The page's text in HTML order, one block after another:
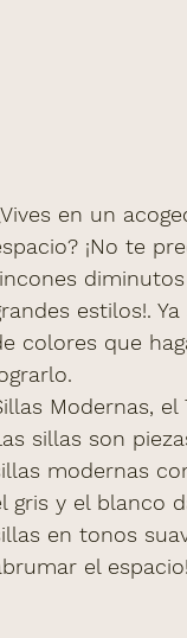
en un
¡No te
estilos!.
colores que
Modernas, el
sillas son
modernas
gris y el blanco
en tonos
el espacio!